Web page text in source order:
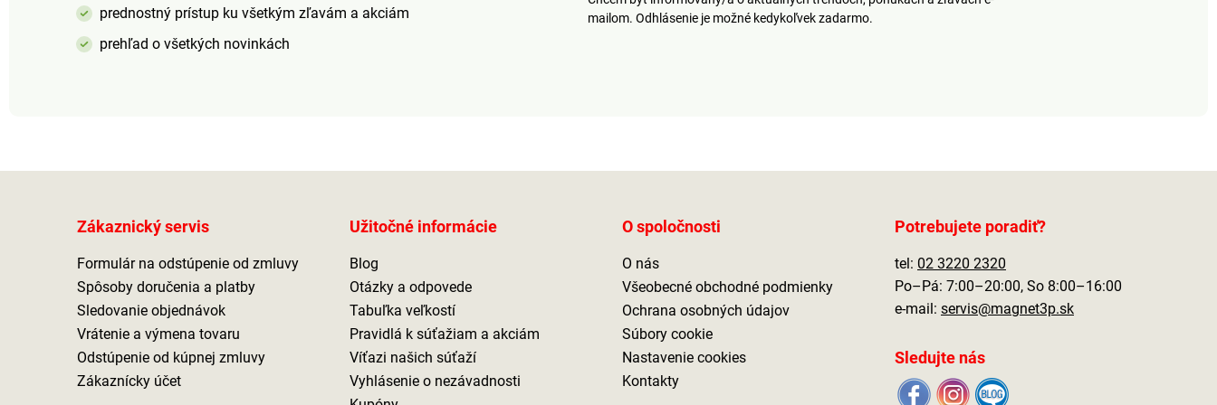
Použitie: Bylinný gél
v oblasti kĺbov, šije,
Zriedkavo sa môže
niektorú z aktívnych
prírodných látok
používanie zvyšuje
PRE DETI 3 ROKOV
Dermatologicky
prednostný prístup ku všetkým zľavám a akciám
prehľad o všetkých novinkách
mailom. Odhlásenie je možné kedykoľvek zadarmo.
Zákaznický servis
Formulár na odstúpenie od zmluvy
Spôsoby doručenia a platby
Sledovanie objednávok
Vrátenie a výmena tovaru
Odstúpenie od kúpnej zmluvy
Zákaznícky účet
Užitočné informácie
Blog
Otázky a odpovede
Tabuľka veľkostí
Pravidlá k súťažiam a akciám
Víťazi našich súťaží
Vyhlásenie o nezávadnosti
O spoločnosti
O nás
Všeobecné obchodné podmienky
Ochrana osobných údajov
Súbory cookie
Nastavenie cookies
Kontakty
Potrebujete poradiť?
tel: 02 3220 2320
Po–Pá: 7:00–20:00, So 8:00–16:00
e-mail: servis@magnet3p.sk
Sledujte nás